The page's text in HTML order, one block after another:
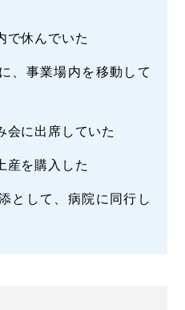
で休んでいた
、事業場内を移動して
会に出席していた
産を購入した
として、病院に同行し